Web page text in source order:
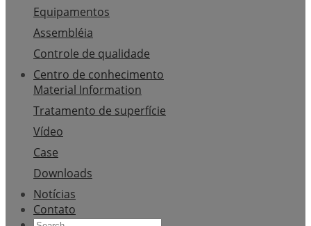
Equipamentos
Assembléia
Controle de qualidade
Centro de conhecimento
Material Information
Tratamento de superfície
Vídeo
Case
Downloads
Notícias
Contato